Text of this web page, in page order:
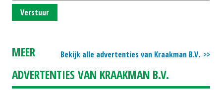
Verstuur
Bekijk alle advertenties van Kraakman B.V.
MEER
ADVERTENTIES VAN KRAAKMAN B.V.